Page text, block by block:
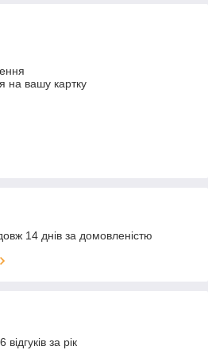
на вашу картку
14 днів за домовленістю
за рік